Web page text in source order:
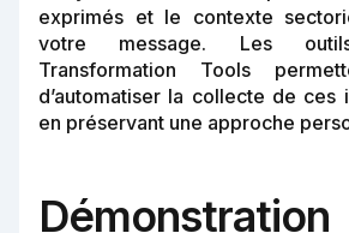
exprimés et le contexte
votre message. Les
Transformation Tools
d’automatiser la collecte de ces
en préservant une approche
Démonstration